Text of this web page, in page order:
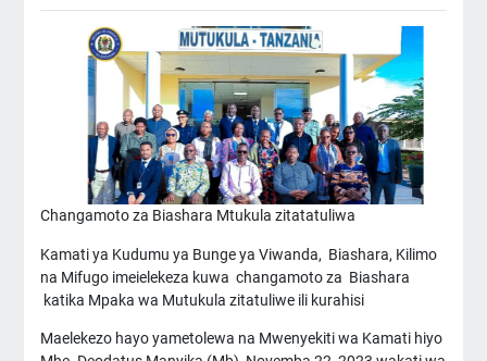
Changamoto za Biashara Mtukula zitatatuliwa
Kamati ya Kudumu ya Bunge ya Viwanda, Biashara, Kilimo
na Mifugo imeielekeza kuwa changamoto za Biashara
katika Mpaka wa Mutukula zitatuliwe ili kurahisi
Maelekezo hayo yametolewa na Mwenyekiti wa Kamati hiyo